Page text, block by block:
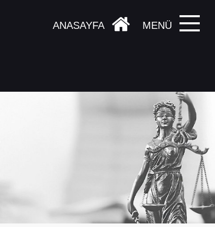
MENÜ
ANASAYFA